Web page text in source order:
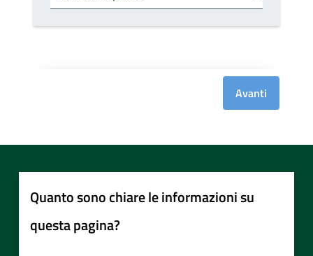
Avanti
Quanto sono chiare le informazioni su
questa pagina?